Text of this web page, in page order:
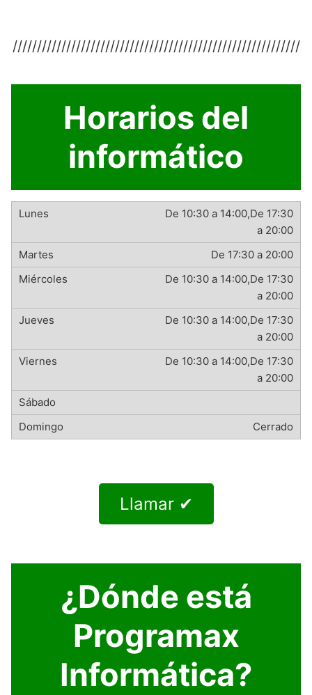
///////////////////////////////////////////////////////////
Horarios del
informático
De 10:30 a 14:00,De 17:30
a 20:00
De 17:30 a 20:00
De 10:30 a 14:00,De 17:30
a 20:00
De 10:30 a 14:00,De 17:30
a 20:00
De 10:30 a 14:00,De 17:30
a 20:00
Cerrado
Llamar ✔
¿Dónde está
Programax
Informática?